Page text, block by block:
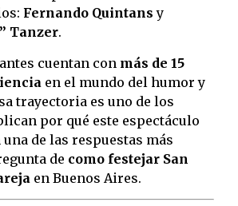
Fernando Quintans y
Tanzer.
cuentan con más de 15
en el mundo del humor y
trayectoria es uno de los
por qué este espectáculo
de las respuestas más
de como festejar San
en Buenos Aires.